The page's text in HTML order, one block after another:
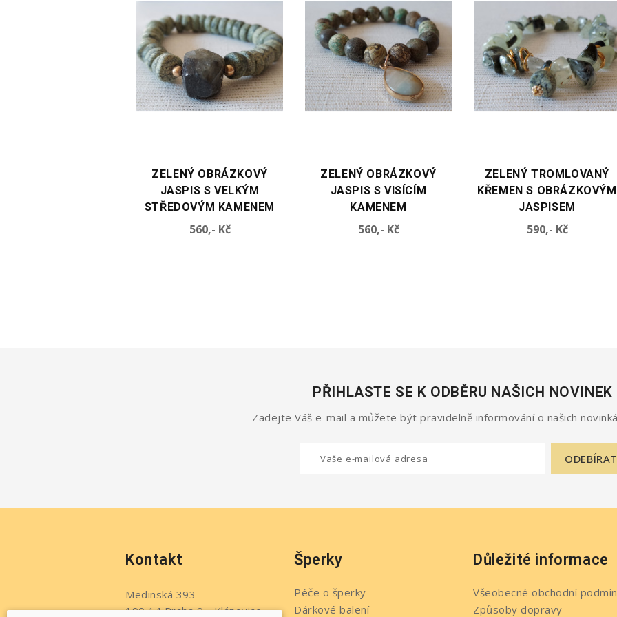
ZELENÝ OBRÁZKOVÝ
JASPIS S VISÍCÍM
KAMENEM
560,- KčCena
ZELENÝ TROMLOVANÝ
KŘEMEN S OBRÁZKOVÝM
JASPISEM
590,- KčCena
ZELENÝ OBRÁZKOVÝ
JASPIS S VELKÝM
STŘEDOVÝM KAMENEM
560,- KčCena
PŘIHLASTE SE K ODBĚRU NAŠICH NOVINEK
Zadejte Váš e-mail a můžete být pravidelně informování o našich
Kontakt
Medinská 393
190 14 Praha 9 - Klánovice
Šperky
Péče o šperky
Dárkové balení
Důležité informace
Všeobecné obchodní
Způsoby dopravy